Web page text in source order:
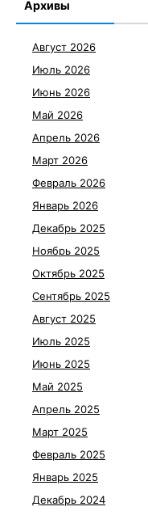
Архивы
Август 2026
Июль 2026
Июнь 2026
Май 2026
Апрель 2026
Март 2026
Февраль 2026
Январь 2026
Декабрь 2025
Ноябрь 2025
Октябрь 2025
Сентябрь 2025
Август 2025
Июль 2025
Июнь 2025
Май 2025
Апрель 2025
Март 2025
Февраль 2025
Январь 2025
Декабрь 2024